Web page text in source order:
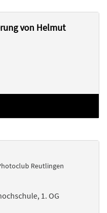
von Helmut
Reutlingen
1. OG